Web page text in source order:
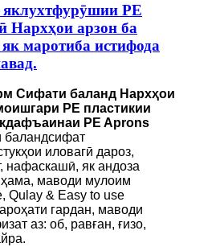
PE
Нархҳои арзон ба
маротиба истифода
Сифати баланд Нархҳои
PE пластикии
PE Aprons
баландсифат
иловагӣ дароз,
нафаскашӣ, як андоза
маводи мулоим
Qulay & Easy to use
гардан, маводи
аз: об, равған, ғизо,